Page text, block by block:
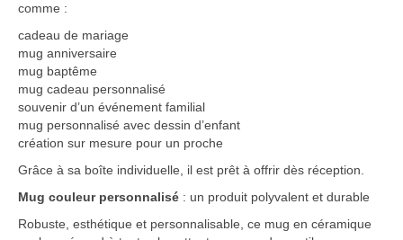
comme :
cadeau de mariage
mug anniversaire
mug baptême
mug cadeau personnalisé
souvenir d’un événement familial
mug personnalisé avec dessin d’enfant
création sur mesure pour un proche
Grâce à sa boîte individuelle, il est prêt à offrir dès réception.
Mug couleur personnalisé : un produit polyvalent et durable
Robuste, esthétique et personnalisable, ce mug en céramique